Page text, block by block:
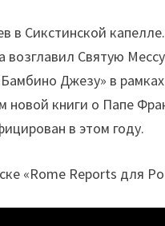
в Сикстинской капелле.
Святую
Джезу» в
книги о Папе
в этом году.
«Rome Reports для